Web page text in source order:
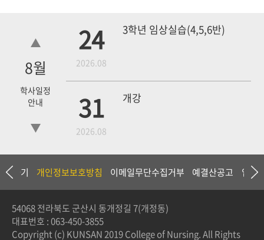
8월
학사일정
안내
24
2026.08
3학년 임상실습(4,5,6반)
31
2026.08
개강
18 4학년 1차 모의고사
3학년 중간고사
담하기 개인정보보호방침 이메일무단수집거부 예결산공고 입찰
54068 전라북도 군산시 동개정길 7(개정동)
대표번호 :063-450-3855
Copyright (c) KUNSAN 2019 College of Nursing. All Rights